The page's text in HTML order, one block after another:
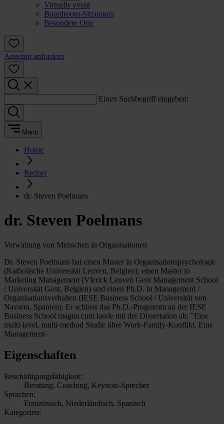
Virtuelle event
Boardroom-Sitzungen
Besondere Orte
Angebot anfordern
Einen Suchbegriff eingeben:
Menü
Home
Redner
dr. Steven Poelmans
dr. Steven Poelmans
Verwaltung von Menschen in Organisationen
Dr. Steven Poelmans hat einen Master in Organisationspsychologie
(Katholische Universität Leuven, Belgien), einen Master in
Marketing Management (Vlerick Leuven Gent Management School
/ Universität Gent, Belgien) und einen Ph.D. in Management /
Organisationsverhalten (IESE Business School / Universität von
Navarra, Spanien). Er schloss das Ph.D.-Programm an der IESE
Business School magna cum laude mit der Dissertation ab: "Eine
multi-level, multi-method Studie über Work-Family-Konflikt. Eine
Management-
Eigenschaften
Beschäftigungsfähigkeit:
Beratung, Coaching, Keynote-Sprecher
Sprachen:
Französisch, Niederländisch, Spanisch
Kategorien: